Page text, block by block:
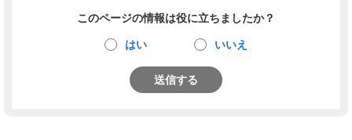
このページの情報は役に立ちましたか？
はい いいえ
送信する